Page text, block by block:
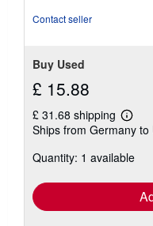
Contact seller
Buy Used
£ 15.88
£ 31.68 shipping
Learn
more
Ships from Germany to
Quantity: 1 available